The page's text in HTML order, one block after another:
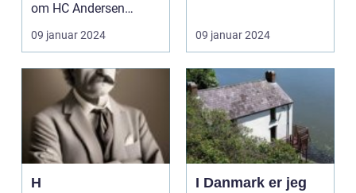
om HC Andersen
Gravsted, et sted af
stor betydning ...
09 januar 2024 09 januar 2024
H
I Danmark er jeg